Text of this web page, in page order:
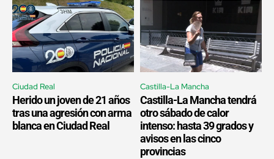
Ciudad Real
Herido un joven de 21 años
tras una agresión con arma
blanca en Ciudad Real
Castilla-La Mancha
Castilla-La Mancha tendrá
otro sábado de calor
intenso: hasta 39 grados y
avisos en las cinco
provincias